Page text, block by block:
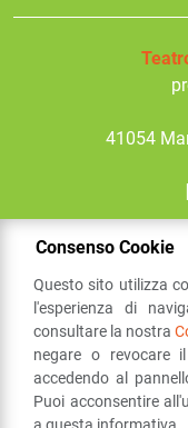
41054
Consenso Cookie
Questo sito utilizza
l'esperienza di
consultare la nostra
negare o revocare
accedendo al
Puoi acconsentire